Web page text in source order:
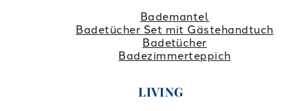
Bademantel
Badetücher Set mit Gästehandtuch
Badetücher
Badezimmerteppich
LIVING